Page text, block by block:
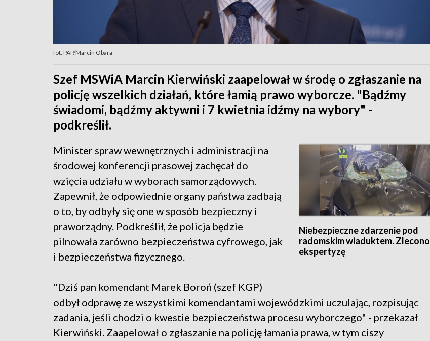
fot. PAP/Marcin Obara
Szef MSWiA Marcin Kierwiński zaapelował w środę o zgłaszanie na
policję wszelkich działań, które łamią prawo wyborcze. "Bądźmy
świadomi, bądźmy aktywni i 7 kwietnia idźmy na wybory" -
podkreślił.
Niebezpieczne zdarzenie pod
radomskim wiaduktem. Zlecono
ekspertyzę
Minister spraw wewnętrznych i administracji na
środowej konferencji prasowej zachęcał do
wzięcia udziału w wyborach samorządowych.
Zapewnił, że odpowiednie organy państwa zadbają
o to, by odbyły się one w sposób bezpieczny i
praworządny. Podkreślił, że policja będzie
pilnowała zarówno bezpieczeństwa cyfrowego, jak
i bezpieczeństwa fizycznego.
"Dziś pan komendant Marek Boroń (szef KGP)
odbył odprawę ze wszystkimi komendantami wojewódzkimi uczulając, rozpisując
zadania, jeśli chodzi o kwestie bezpieczeństwa procesu wyborczego" - przekazał
Kierwiński. Zaapelował o zgłaszanie na policję łamania prawa, w tym ciszy